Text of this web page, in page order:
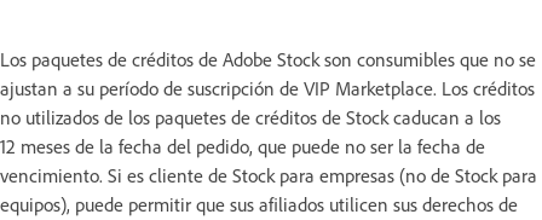
Los paquetes de créditos de Adobe Stock son consumibles que no se
ajustan a su período de suscripción de VIP Marketplace. Los créditos
no utilizados de los paquetes de créditos de Stock caducan a los
12 meses de la fecha del pedido, que puede no ser la fecha de
vencimiento. Si es cliente de Stock para empresas (no de Stock para
equipos), puede permitir que sus afiliados utilicen sus derechos de